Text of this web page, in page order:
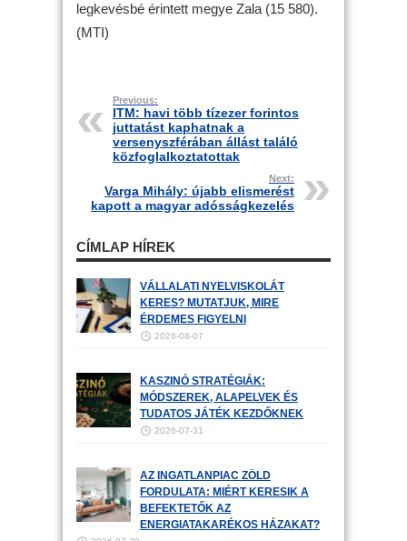
legkevésbé érintett megye Zala (15 580).
(MTI)
Previous:
ITM: havi több tízezer forintos
juttatást kaphatnak a
versenyszférában állást találó
közfoglalkoztatottak
Next:
Varga Mihály: újabb elismerést
kapott a magyar adósságkezelés
CÍMLAP HÍREK
VÁLLALATI NYELVISKOLÁT
KERES? MUTATJUK, MIRE
ÉRDEMES FIGYELNI
2026-08-07
KASZINÓ STRATÉGIÁK:
MÓDSZEREK, ALAPELVEK ÉS
TUDATOS JÁTÉK KEZDŐKNEK
2026-07-31
AZ INGATLANPIAC ZÖLD
FORDULATA: MIÉRT KERESIK A
BEFEKTETŐK AZ
ENERGIATAKARÉKOS HÁZAKAT?